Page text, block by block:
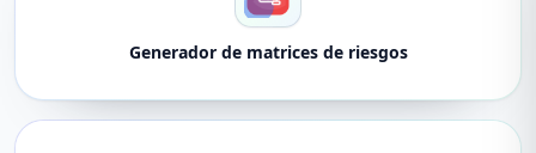
Generador de matrices de riesgos